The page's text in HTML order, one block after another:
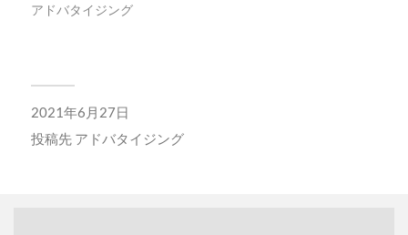
アドバタイジング
2021年6月27日
投稿先 アドバタイジング